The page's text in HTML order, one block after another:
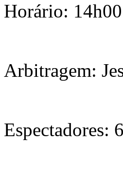
Horário:
Arbitragem:
Espectadores: